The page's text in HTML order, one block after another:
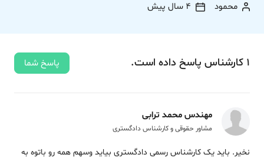
محمود 4 سال پیش
1 کارشناس پاسخ داده‌ است. پاسخ شما
مهندس محمد ترابی
مشاور حقوقی و کارشناس دادگستری
نخیر. باید یک کارشناس رسمی دادگستری بیاید وسهم همه رو باتوه به